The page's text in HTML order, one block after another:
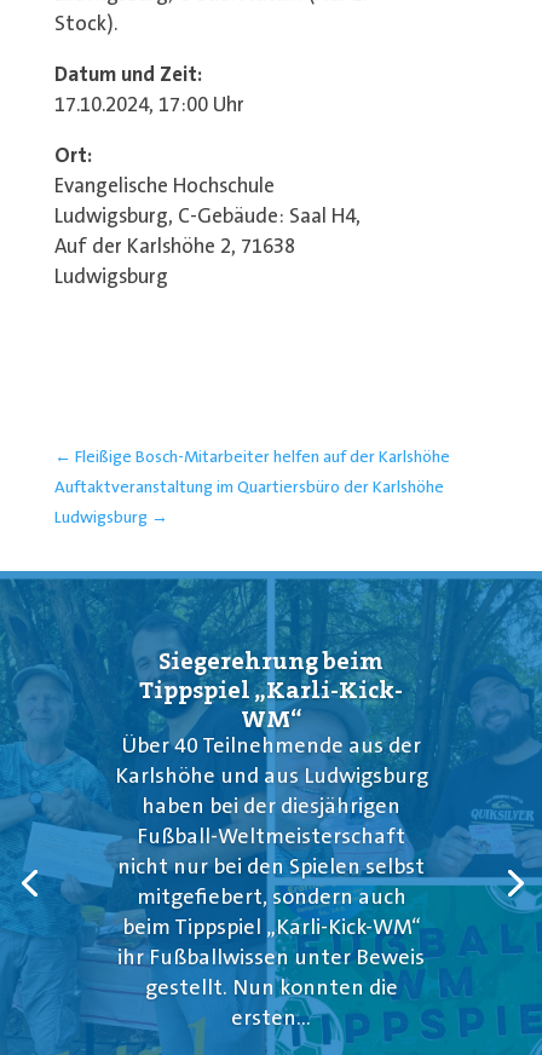
Stock).
Datum und Zeit:
17.10.2024, 17:00 Uhr
Ort:
Evangelische Hochschule
Ludwigsburg, C-Gebäude: Saal H4,
Auf der Karlshöhe 2, 71638
Ludwigsburg
← Fleißige Bosch-Mitarbeiter helfen auf der Karlshöhe
Auftaktveranstaltung im Quartiersbüro der Karlshöhe
Ludwigsburg →
Siegerehrung beim
Tippspiel „Karli-Kick-
WM“
Über 40 Teilnehmende aus der
Karlshöhe und aus Ludwigsburg
haben bei der diesjährigen
Fußball-Weltmeisterschaft
nicht nur bei den Spielen selbst
mitgefiebert, sondern auch
beim Tippspiel „Karli-Kick-WM“
ihr Fußballwissen unter Beweis
gestellt. Nun konnten die
ersten...